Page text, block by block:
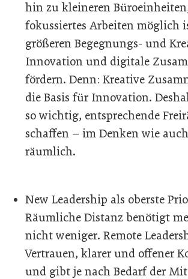
hin zu kleineren
fokussiertes Arbeiten möglich
größeren Begegnungs- und
Innovation und digitale
fördern. Denn: Kreative
die Basis für Innovation.
so wichtig, entsprechende
schaffen – im Denken wie
räumlich.
New Leadership als oberste
Räumliche Distanz benötigt
nicht weniger. Remote
Vertrauen, klarer und offener
und gibt je nach Bedarf der